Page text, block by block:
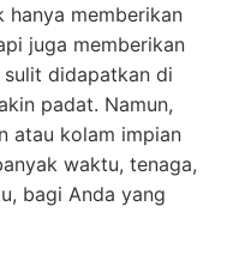
hanya memberikan
juga memberikan
sulit didapatkan di
padat. Namun,
atau kolam impian
waktu, tenaga,
bagi Anda yang